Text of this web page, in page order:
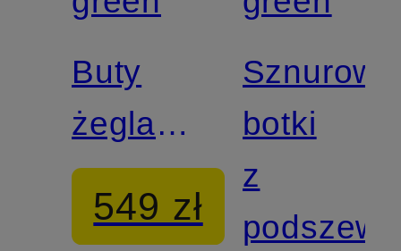
Buty
żeglarskie
GRAIN
549 zł
botki
z